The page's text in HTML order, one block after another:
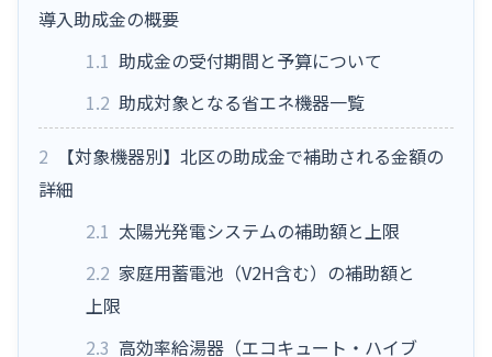
導入助成金の概要
1.1 助成金の受付期間と予算について
1.2 助成対象となる省エネ機器一覧
2
【対象機器別】北区の助成金で補助される金額の
詳細
2.1 太陽光発電システムの補助額と上限
2.2 家庭用蓄電池（V2H含む）の補助額と
上限
2.3 高効率給湯器（エコキュート・ハイブ